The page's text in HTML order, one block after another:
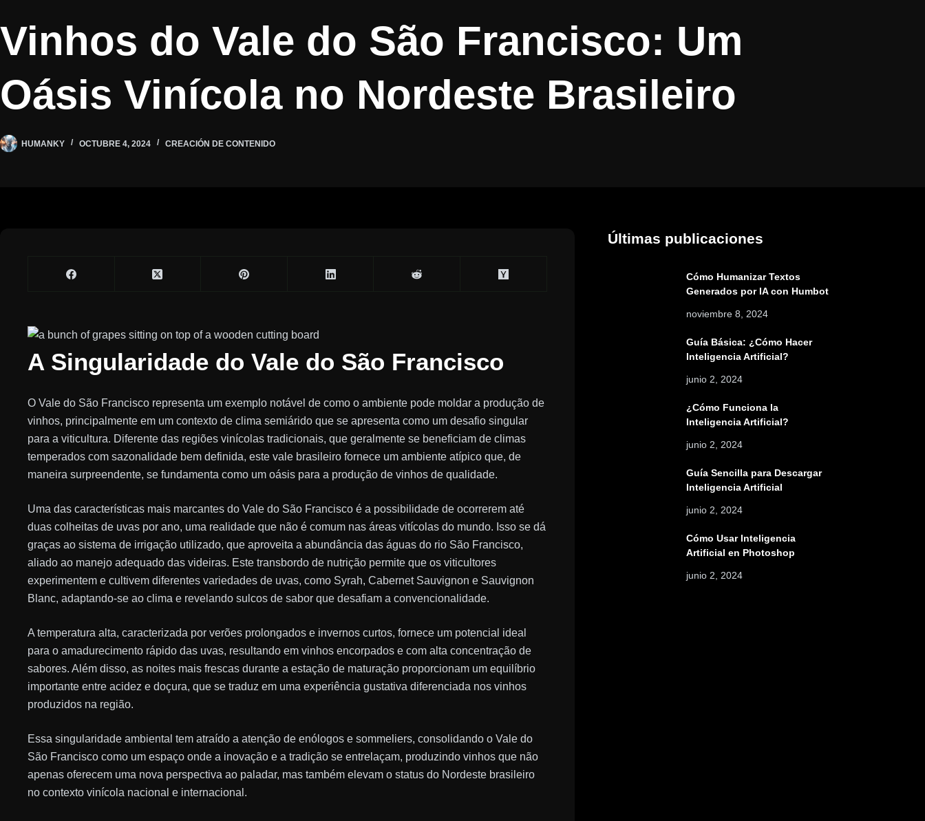
Vinhos do Vale do São Francisco: Um
Oásis Vinícola no Nordeste Brasileiro
HUMANKY OCTUBRE 4, 2024 CREACIÓN DE CONTENIDO
A Singularidade do Vale do São Francisco
O Vale do São Francisco representa um exemplo notável de como o ambiente pode moldar a produção de
vinhos, principalmente em um contexto de clima semiárido que se apresenta como um desafio singular
para a viticultura. Diferente das regiões vinícolas tradicionais, que geralmente se beneficiam de climas
temperados com sazonalidade bem definida, este vale brasileiro fornece um ambiente atípico que, de
maneira surpreendente, se fundamenta como um oásis para a produção de vinhos de qualidade.
Uma das características mais marcantes do Vale do São Francisco é a possibilidade de ocorrerem até
duas colheitas de uvas por ano, uma realidade que não é comum nas áreas vitícolas do mundo. Isso se dá
graças ao sistema de irrigação utilizado, que aproveita a abundância das águas do rio São Francisco,
aliado ao manejo adequado das videiras. Este transbordo de nutrição permite que os viticultores
experimentem e cultivem diferentes variedades de uvas, como Syrah, Cabernet Sauvignon e Sauvignon
Blanc, adaptando-se ao clima e revelando sulcos de sabor que desafiam a convencionalidade.
A temperatura alta, caracterizada por verões prolongados e invernos curtos, fornece um potencial ideal
para o amadurecimento rápido das uvas, resultando em vinhos encorpados e com alta concentração de
sabores. Além disso, as noites mais frescas durante a estação de maturação proporcionam um equilíbrio
importante entre acidez e doçura, que se traduz em uma experiência gustativa diferenciada nos vinhos
produzidos na região.
Essa singularidade ambiental tem atraído a atenção de enólogos e sommeliers, consolidando o Vale do
São Francisco como um espaço onde a inovação e a tradição se entrelaçam, produzindo vinhos que não
apenas oferecem uma nova perspectiva ao paladar, mas também elevam o status do Nordeste brasileiro
no contexto vinícola nacional e internacional.
Últimas publicaciones
Cómo Humanizar Textos
Generados por IA con Humbot
noviembre 8, 2024
Guía Básica: ¿Cómo Hacer
Inteligencia Artificial?
junio 2, 2024
¿Cómo Funciona la
Inteligencia Artificial?
junio 2, 2024
Guía Sencilla para Descargar
Inteligencia Artificial
junio 2, 2024
Cómo Usar Inteligencia
Artificial en Photoshop
junio 2, 2024